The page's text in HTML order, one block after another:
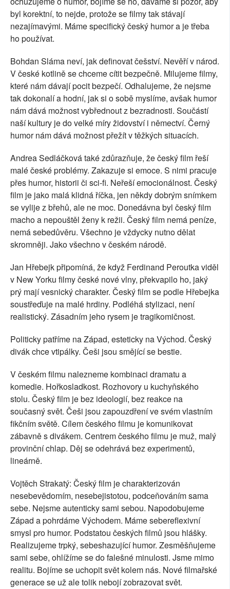
byl korektní, to nejde, protože se filmy tak stávají
nezajímavými. Máme specifický český humor a je třeba
ho používat.
Bohdan Sláma neví, jak definovat češství. Nevěří v národ.
V české kotlině se chceme cítit bezpečně. Milujeme filmy,
které nám dávají pocit bezpečí. Odhalujeme, že nejsme
tak dokonalí a hodní, jak si o sobě myslíme, avšak humor
nám dává možnost vybřednout z bezradnosti. Součástí
naší kultury je do velké míry židovství i němectví. Černý
humor nám dává možnost přežít v těžkých situacích.
Andrea Sedláčková také zdůrazňuje, že český film řeší
malé české problémy. Zakazuje si emoce. S nimi pracuje
přes humor, historii či sci-fi. Neřeší emocionálnost. Český
film je jako malá klidná říčka, jen někdy dobrým snímkem
se vylije z břehů, ale ne moc. Donedávna byl český film
macho a nepouštěl ženy k režii. Český film nemá peníze,
nemá sebedůvěru. Všechno je vždycky nutno dělat
skromněji. Jako všechno v českém národě.
Jan Hřebejk připomíná, že když Ferdinand Peroutka viděl
v New Yorku filmy české nové vlny, překvapilo ho, jaký
prý mají vesnický charakter. Český film se podle Hřebejka
soustřeďuje na malé hrdiny. Podléhá stylizaci, není
realistický. Zásadním jeho rysem je tragikomičnost.
Politicky patříme na Západ, esteticky na Východ. Český
divák chce vtipálky. Češi jsou smějící se bestie.
V českém filmu nalezneme kombinaci dramatu a
komedie. Hořkosladkost. Rozhovory u kuchyňského
stolu. Český film je bez ideologií, bez reakce na
současný svět. Češi jsou zapouzdření ve svém vlastním
fikčním světě. Cílem českého filmu je komunikovat
zábavně s divákem. Centrem českého filmu je muž, malý
provinční chlap. Děj se odehrává bez experimentů,
lineárně.
Vojtěch Strakatý: Český film je charakterizován
nesebevědomím, nesebejistotou, podceňováním sama
sebe. Nejsme autenticky sami sebou. Napodobujeme
Západ a pohrdáme Východem. Máme sebereflexivní
smysl pro humor. Podstatou českých filmů jsou hlášky.
Realizujeme trpký, sebeshazující humor. Zesměšňujeme
sami sebe, ohlížíme se do falešné minulosti. Jsme mimo
realitu. Bojíme se uchopit svět kolem nás. Nové filmařské
generace se už ale tolik nebojí zobrazovat svět.